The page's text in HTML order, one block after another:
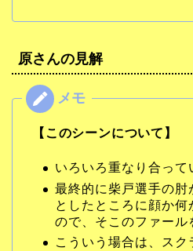
原さんの見解
【このシーンについて】
いろいろ重なり合って
最終的に柴戸選手の肘
としたところに顔か何
ので、そこのファール
こういう場合は、スク